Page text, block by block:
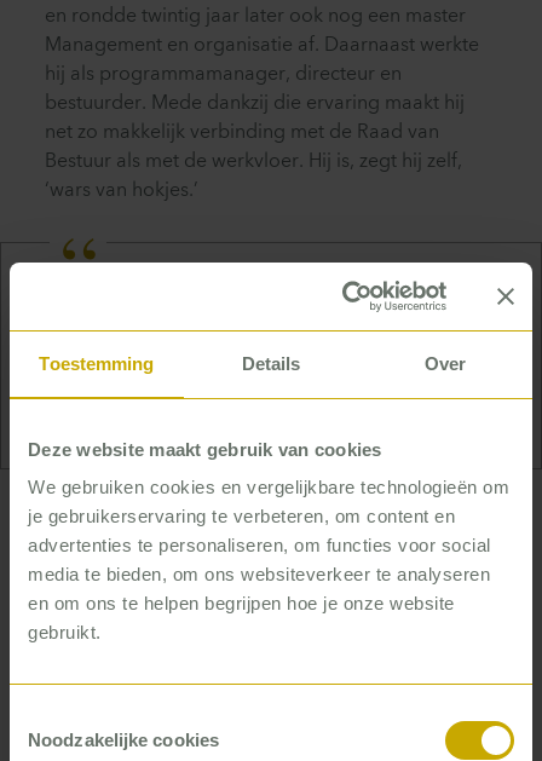
Toestemming Details Over
Deze website maakt gebruik van cookies
We gebruiken cookies en vergelijkbare technologieën om
je gebruikerservaring te verbeteren, om content en
advertenties te personaliseren, om functies voor social
media te bieden, om ons websiteverkeer te analyseren
en om ons te helpen begrijpen hoe je onze website
gebruikt.
Noodzakelijke cookies
en rondde twintig jaar later ook nog een master
Management en organisatie af. Daarnaast werkte
hij als programmamanager, directeur en
bestuurder. Mede dankzij die ervaring maakt hij
net zo makkelijk verbinding met de Raad van
Bestuur als met de werkvloer. Hij is, zegt hij zelf,
‘wars van hokjes.’
Jan Peter heeft zijn hart verpand aan de Japanse
voortdurende zelfverbetering. Daarom doet hij
tegenwoordig ook aan olympisch gewichtheffen.
… die helpt de focus op cliënt
én financiering te houden
Iedere dag impact hebben, liefst met
maatschappelijke waarde. Dat is Jan Peters doel.
uitvoering. Hij stuurt daarbij op gedrag en cultuur:
‘Organisaties hebben de focus vaak op